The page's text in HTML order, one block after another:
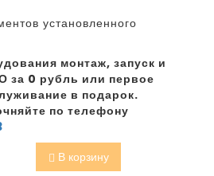
установленного
монтаж, запуск и
за 0 рубль или первое
в подарок.
по телефону
В корзину